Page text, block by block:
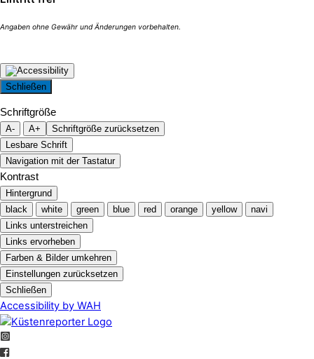
Schließen
Schriftgröße
A- A+
Schriftgröße zurücksetzen
Lesbare Schrift
Navigation mit der Tastatur
Kontrast
Hintergrund
black
white green blue red orange yellow
navi
Links unterstreichen
Links ervorheben
Farben & Bilder umkehren
Einstellungen zurücksetzen
Schließen
Accessibility by WAH